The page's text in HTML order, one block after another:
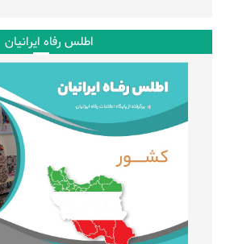
اطلس رفاه ایرانیان